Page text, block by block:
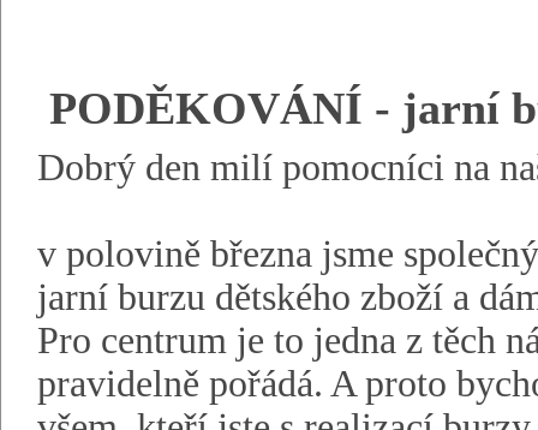
PODĚKOVÁNÍ - jarní
Dobrý den milí pomocníci na
v polovině března jsme
jarní burzu dětského zboží a
Pro centrum je to jedna z těch
pravidelně pořádá. A proto